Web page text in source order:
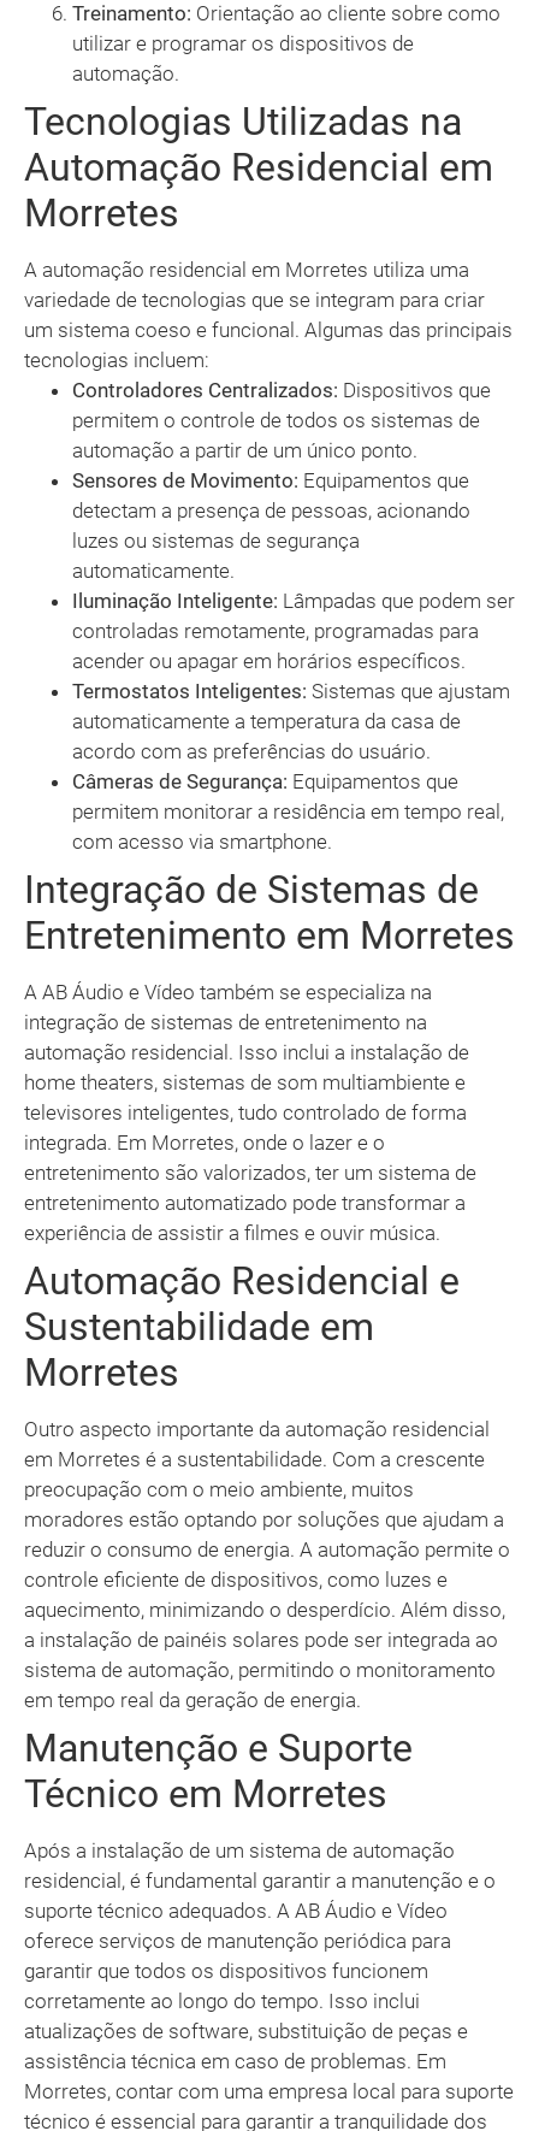
Treinamento: Orientação ao cliente sobre como
utilizar e programar os dispositivos de
automação.
Tecnologias Utilizadas na
Automação Residencial em
Morretes
A automação residencial em Morretes utiliza uma
variedade de tecnologias que se integram para criar
um sistema coeso e funcional. Algumas das principais
tecnologias incluem:
Controladores Centralizados: Dispositivos que
permitem o controle de todos os sistemas de
automação a partir de um único ponto.
Sensores de Movimento: Equipamentos que
detectam a presença de pessoas, acionando
luzes ou sistemas de segurança
automaticamente.
Iluminação Inteligente: Lâmpadas que podem ser
controladas remotamente, programadas para
acender ou apagar em horários específicos.
Termostatos Inteligentes: Sistemas que ajustam
automaticamente a temperatura da casa de
acordo com as preferências do usuário.
Câmeras de Segurança: Equipamentos que
permitem monitorar a residência em tempo real,
com acesso via smartphone.
Integração de Sistemas de
Entretenimento em Morretes
A AB Áudio e Vídeo também se especializa na
integração de sistemas de entretenimento na
automação residencial. Isso inclui a instalação de
home theaters, sistemas de som multiambiente e
televisores inteligentes, tudo controlado de forma
integrada. Em Morretes, onde o lazer e o
entretenimento são valorizados, ter um sistema de
entretenimento automatizado pode transformar a
experiência de assistir a filmes e ouvir música.
Automação Residencial e
Sustentabilidade em
Morretes
Outro aspecto importante da automação residencial
em Morretes é a sustentabilidade. Com a crescente
preocupação com o meio ambiente, muitos
moradores estão optando por soluções que ajudam a
reduzir o consumo de energia. A automação permite o
controle eficiente de dispositivos, como luzes e
aquecimento, minimizando o desperdício. Além disso,
a instalação de painéis solares pode ser integrada ao
sistema de automação, permitindo o monitoramento
em tempo real da geração de energia.
Manutenção e Suporte
Técnico em Morretes
Após a instalação de um sistema de automação
residencial, é fundamental garantir a manutenção e o
suporte técnico adequados. A AB Áudio e Vídeo
oferece serviços de manutenção periódica para
garantir que todos os dispositivos funcionem
corretamente ao longo do tempo. Isso inclui
atualizações de software, substituição de peças e
assistência técnica em caso de problemas. Em
Morretes, contar com uma empresa local para suporte
técnico é essencial para garantir a tranquilidade dos